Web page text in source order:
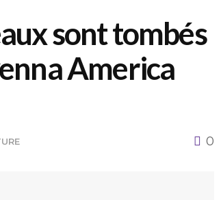
sont tombés
America
0